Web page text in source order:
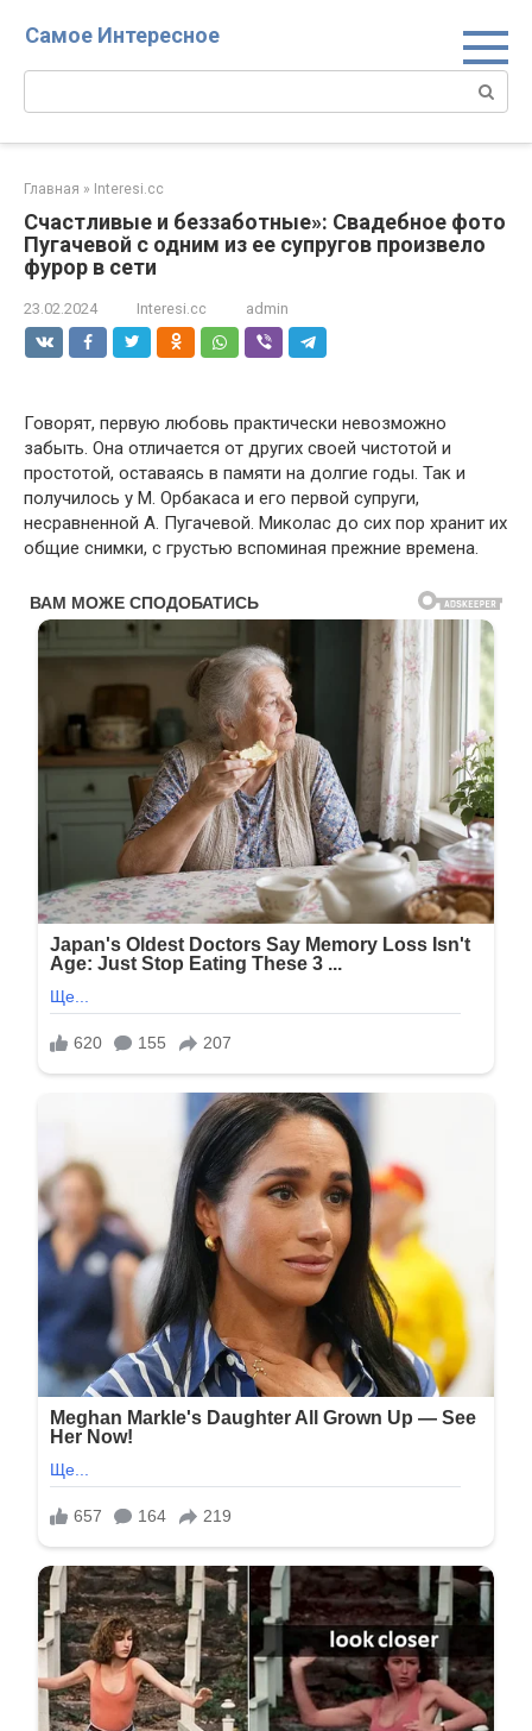
Самое Интересное
Поиск:
Главная » Interesi.cc
Счастливые и беззаботные»: Свадебное фото
Пугачевой с одним из ее супругов произвело
фурор в сети
23.02.2024 Interesi.cc admin
Говорят, первую любовь практически невозможно
забыть. Она отличается от других своей чистотой и
простотой, оставаясь в памяти на долгие годы. Так и
получилось у М. Орбакаса и его первой супруги,
несравненной А. Пугачевой. Миколас до сих пор хранит их
общие снимки, с грустью вспоминая прежние времена.